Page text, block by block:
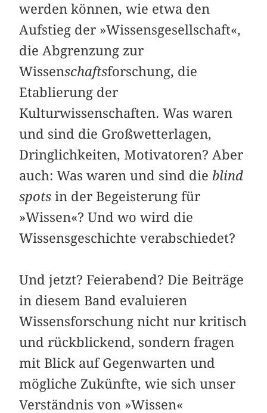
werden können, wie etwa den
Aufstieg der »Wissensgesellschaft«,
die Abgrenzung zur
Wissenschaftsforschung, die
Etablierung der
Kulturwissenschaften. Was waren
und sind die Großwetterlagen,
Dringlichkeiten, Motivatoren? Aber
auch: Was waren und sind die blind
spots in der Begeisterung für
»Wissen«? Und wo wird die
Wissensgeschichte verabschiedet?
Und jetzt? Feierabend? Die Beiträge
in diesem Band evaluieren
Wissensforschung nicht nur kritisch
und rückblickend, sondern fragen
mit Blick auf Gegenwarten und
mögliche Zukünfte, wie sich unser
Verständnis von »Wissen«